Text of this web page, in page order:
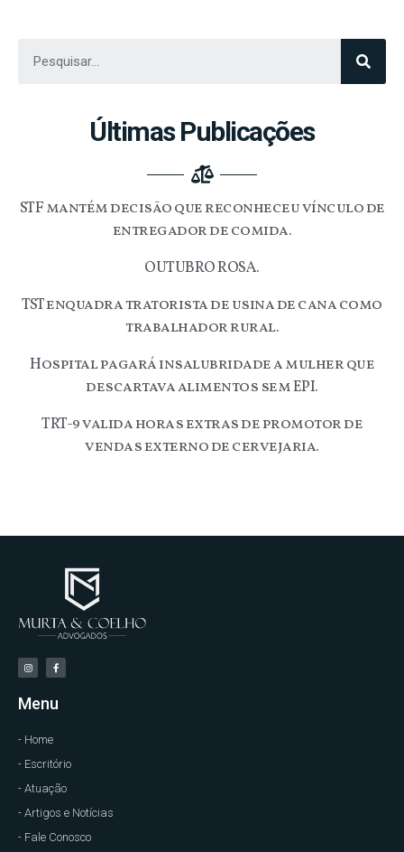
Últimas Publicações
STF mantém decisão que reconheceu vínculo de
entregador de comida.
OUTUBRO ROSA.
TST enquadra tratorista de usina de cana como
trabalhador rural.
Hospital pagará insalubridade a mulher que
descartava alimentos sem EPI.
TRT-9 valida horas extras de promotor de
vendas externo de cervejaria.
Menu
- Home
- Escritório
- Atuação
- Artigos e Notícias
- Fale Conosco